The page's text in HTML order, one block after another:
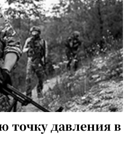
точку давления в